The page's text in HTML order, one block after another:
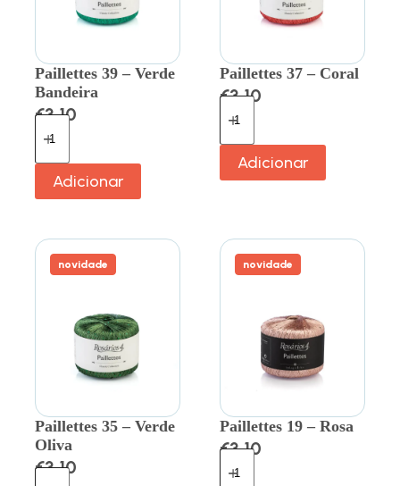
Paillettes 39 – Verde
Bandeira
€3.10
Adicionar
Paillettes 37 – Coral
€3.10
Adicionar
novidade
Paillettes 35 – Verde
Oliva
€3.10
novidade
Paillettes 19 – Rosa
€3.10